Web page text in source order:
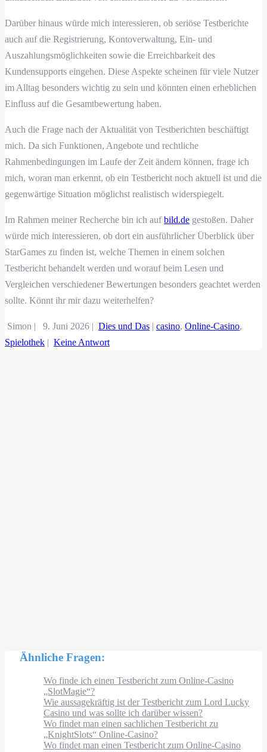
Darüber hinaus würde mich interessieren, ob seriöse Testberichte
auch auf die Registrierung, Kontoverwaltung, Ein- und
Auszahlungsmöglichkeiten sowie die Erreichbarkeit des
Kundensupports eingehen. Diese Aspekte scheinen für viele Nutzer
im Alltag besonders wichtig zu sein und könnten einen erheblichen
Einfluss auf die Gesamtbewertung haben.
Auch die Frage nach der Aktualität von Testberichten beschäftigt
mich. Da sich Funktionen, Angebote und rechtliche
Rahmenbedingungen im Laufe der Zeit ändern können, frage ich
mich, woran man erkennt, ob ein Testbericht noch aktuell ist und die
gegenwärtige Situation möglichst realistisch widerspiegelt.
Im Rahmen meiner Recherche bin ich aufbild.de gestoßen. Daher
würde mich interessieren, ob dort ein ausführlicher Überblick über
StarGames zu finden ist, welche Themen in einem solchen
Testbericht behandelt werden und worauf beim Lesen und
Vergleichen verschiedener Bewertungen besonders geachtet werden
sollte. Könnt ihr mir dazu weiterhelfen?
Simon | 9. Juni 2026 | Dies und Das | casino, Online-Casino,
Spielothek | Keine Antwort
Ähnliche Fragen:
Wo finde ich einen Testbericht zum Online-Casino
„SlotMagie“?
Wie aussagekräftig ist der Testbericht zum Lord Lucky
Casino und was sollte ich darüber wissen?
Wo findet man einen sachlichen Testbericht zu
„KnightSlots“ Online-Casino?
Wo findet man einen Testbericht zum Online-Casino